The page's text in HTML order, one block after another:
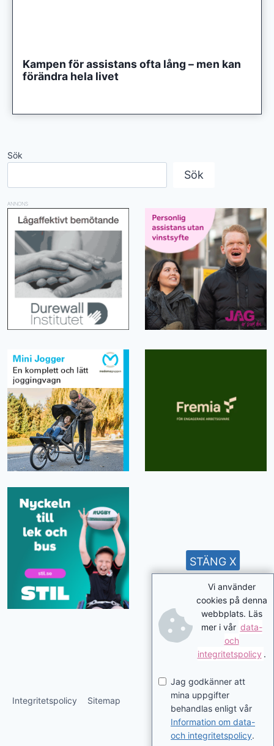
Kampen för assistans ofta lång – men kan
förändra hela livet
Sök
Sök
ANNONS
Integritetspolicy Sitemap
Vi använder
cookies på denna
webbplats. Läs
mer i vår data-
och
integritetspolicy .
Jag godkänner att
mina uppgifter
behandlas enligt vår
Information om data-
och integritetspolicy.
STÄNG X